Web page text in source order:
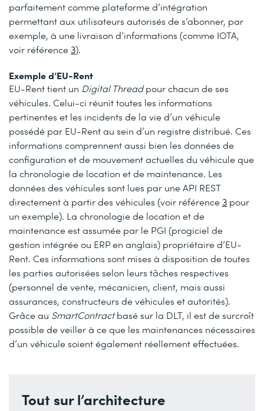
parfaitement comme plateforme d’intégration
permettant aux utilisateurs autorisés de s’abonner, par
exemple, à une livraison d’informations (comme IOTA,
voir référence3).
Exemple d’EU-Rent
EU-Rent tient un Digital Threadpour chacun de ses
véhicules. Celui-ci réunit toutes les informations
pertinentes et les incidents de la vie d’un véhicule
possédé par EU-Rent au sein d’un registre distribué. Ces
informations comprennent aussi bien les données de
configuration et de mouvement actuelles du véhicule que
la chronologie de location et de maintenance. Les
données des véhicules sont lues par une API REST
directement à partir des véhicules (voir référence3 pour
un exemple). La chronologie de location et de
maintenance est assumée par le PGI (progiciel de
gestion intégrée ou ERP en anglais) propriétaire d’EU-
Rent. Ces informations sont mises à disposition de toutes
les parties autorisées selon leurs tâches respectives
(personnel de vente, mécanicien, client, mais aussi
assurances, constructeurs de véhicules et autorités).
Grâce au SmartContractbasé sur la DLT, il est de surcroît
possible de veiller à ce que les maintenances nécessaires
d’un véhicule soient également réellement effectuées.
Tout sur l’architecture